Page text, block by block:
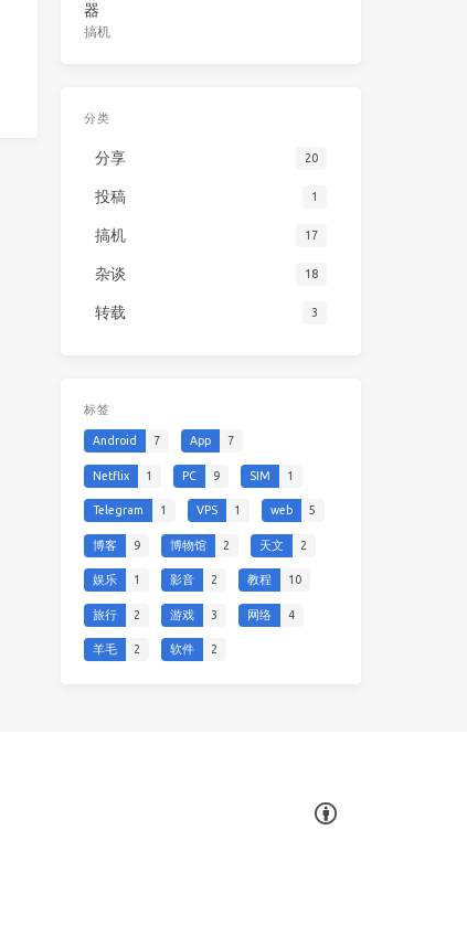
器
搞机
分类
分享 20
投稿 1
搞机 17
杂谈 18
转载 3
标签
Android 7 App 7
Netflix 1 PC 9 SIM 1
Telegram 1 VPS 1 web 5
博客 9 博物馆 2 天文 2
娱乐 1 影音 2 教程 10
旅行 2 游戏 3 网络 4
羊毛 2 软件 2